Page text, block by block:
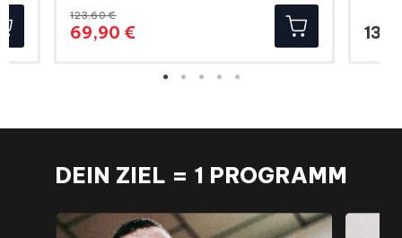
123,60 €
69,90 €
DEIN ZIEL = 1 PROGRAMM